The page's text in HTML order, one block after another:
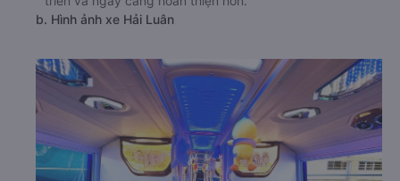
b. Hình ảnh xe Hải Luân